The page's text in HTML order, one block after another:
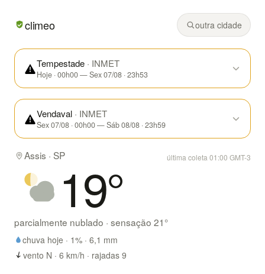
Em Assis/SP hoje: parcialmente nublado, mínima de 18° e
climeo outra cidade
Tempestade · INMET
Hoje · 00h00 — Sex 07/08 · 23h53
Vendaval · INMET
Sex 07/08 · 00h00 — Sáb 08/08 · 23h59
Assis · SP última coleta 01:00 GMT-3
19°
parcialmente nublado · sensação 21°
chuva hoje · 1% · 6,1 mm
vento N · 6 km/h · rajadas 9